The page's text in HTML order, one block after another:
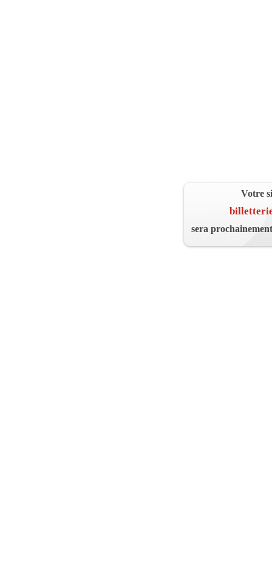
Votre
sera